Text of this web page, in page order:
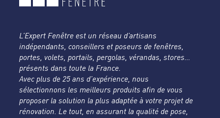
L’Expert Fenêtre est un réseau d’artisans
indépendants, conseillers et poseurs de fenêtres,
portes, volets, portails, pergolas, vérandas, stores…
présents dans toute la France.
Avec plus de 25 ans d’expérience, nous
sélectionnons les meilleurs produits afin de vous
proposer la solution la plus adaptée à votre projet de
rénovation. Le tout, en assurant la qualité de pose,